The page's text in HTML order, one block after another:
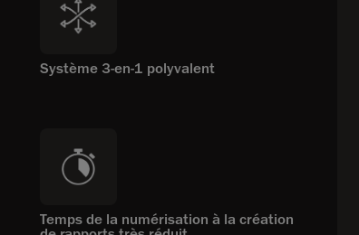
Système 3-en-1 polyvalent
Temps de la numérisation à la création